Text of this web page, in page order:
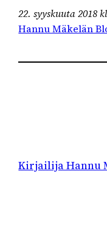
22. syyskuuta 2018
Hannu Mäkelän
Kirjailija Hannu